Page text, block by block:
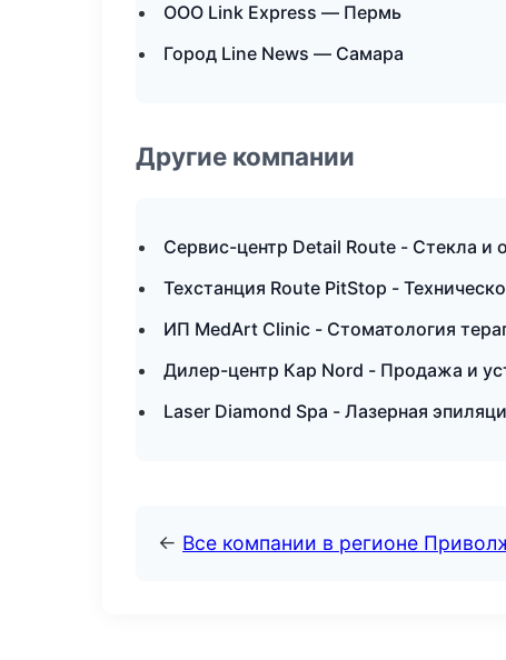
ООО Link Express — Пермь
Город Line News — Самара
Другие компании
Сервис-центр Detail Route - Стекла и
Техстанция Route PitStop -
ИП MedArt Clinic - Стоматология
Дилер-центр Кар Nord - Продажа и
Laser Diamond Spa - Лазерная
← Все компании в регионе